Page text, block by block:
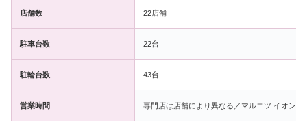
店舗数 22店舗
駐車台数 22台
駐輪台数 43台
営業時間 専門店は店舗により異なる／マルエツ イオンタ